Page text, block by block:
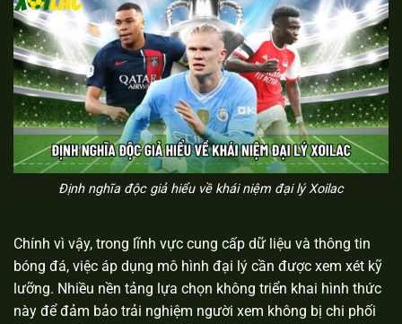
Định nghĩa độc giả hiểu về khái niệm đại lý Xoilac
Chính vì vậy, trong lĩnh vực cung cấp dữ liệu và thông tin
bóng đá, việc áp dụng mô hình đại lý cần được xem xét kỹ
lưỡng. Nhiều nền tảng lựa chọn không triển khai hình thức
này để đảm bảo trải nghiệm người xem không bị chi phối